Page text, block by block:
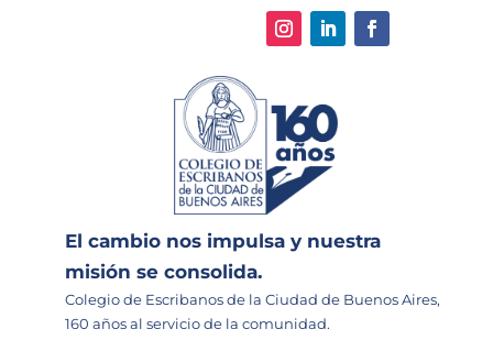
El cambio nos impulsa y nuestra
misión se consolida.
Colegio de Escribanos de la Ciudad de Buenos Aires,
160 años al servicio de la comunidad.